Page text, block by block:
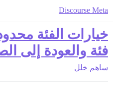
Discourse Meta
خيارات الفئة
فئة والعودة إلى
ساهم خلل